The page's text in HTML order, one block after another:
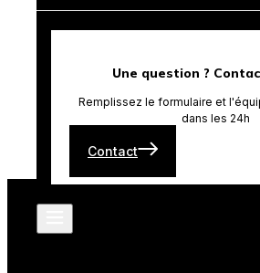
Une question ?
Remplissez le formulaire et
dans les 24h
Contact